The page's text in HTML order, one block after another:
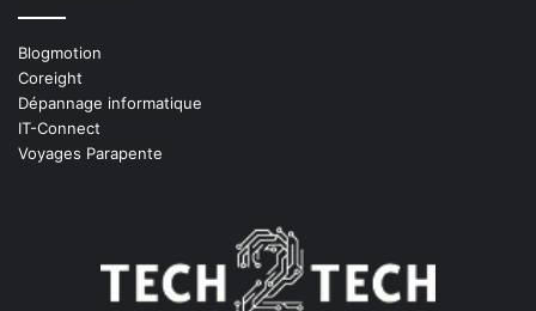
Blogmotion
Coreight
Dépannage informatique
IT-Connect
Voyages Parapente